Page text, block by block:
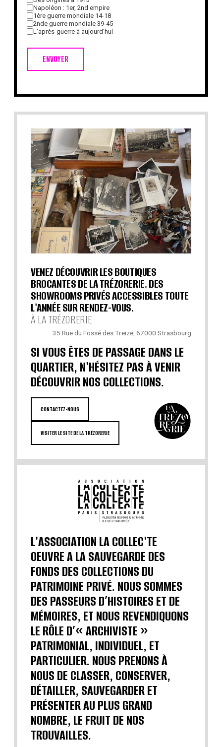
ENVOYER
Napoléon : 1er, 2nd empire
1ère guerre mondiale 14-18
2nde guerre mondiale 39-45
L'après-guerre à aujourd'hui
VENEZ DÉCOUVRIR LES BOUTIQUES
BROCANTES DE LA TRÉZORERIE. DES
SHOWROOMS PRIVÉS ACCESSIBLES TOUTE
L'ANNÉE SUR RENDEZ-VOUS.
À LA TRÉZORERIE
35 Rue du Fossé des Treize, 67000 Strasbourg
SI VOUS ÊTES DE PASSAGE DANS LE
QUARTIER, N'HÉSITEZ PAS À VENIR
DÉCOUVRIR NOS COLLECTIONS.
CONTACTEZ-NOUS
VISITER LE SITE DE LA TRÉZORERIE
L'ASSOCIATION LA COLLEC'TE
OEUVRE A LA SAUVEGARDE DES
FONDS DES COLLECTIONS DU
PATRIMOINE PRIVÉ. NOUS SOMMES
DES PASSEURS D’HISTOIRES ET DE
MÉMOIRES, ET NOUS REVENDIQUONS
LE RÔLE D’« ARCHIVISTE »
PATRIMONIAL, INDIVIDUEL, ET
PARTICULIER. NOUS PRENONS À
NOUS DE CLASSER, CONSERVER,
DÉTAILLER, SAUVEGARDER ET
PRÉSENTER AU PLUS GRAND
NOMBRE, LE FRUIT DE NOS
TROUVAILLES.